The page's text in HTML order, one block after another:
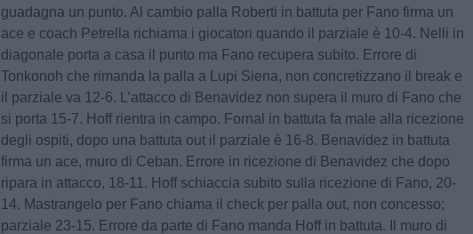
guadagna un punto. Al cambio palla Roberti in battuta per Fano firma un
ace e coach Petrella richiama i giocatori quando il parziale è 10-4. Nelli in
diagonale porta a casa il punto ma Fano recupera subito. Errore di
Tonkonoh che rimanda la palla a Lupi Siena, non concretizzano il break e
il parziale va 12-6. L’attacco di Benavidez non supera il muro di Fano che
si porta 15-7. Hoff rientra in campo. Fornal in battuta fa male alla ricezione
degli ospiti, dopo una battuta out il parziale è 16-8. Benavidez in battuta
firma un ace, muro di Ceban. Errore in ricezione di Benavidez che dopo
ripara in attacco, 18-11. Hoff schiaccia subito sulla ricezione di Fano, 20-
14. Mastrangelo per Fano chiama il check per palla out, non concesso;
parziale 23-15. Errore da parte di Fano manda Hoff in battuta. Il muro di